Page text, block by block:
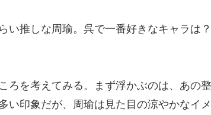
い推しな周瑜。呉で一番好きなキャラは
ろを考えてみる。まず浮かぶのは、あの
い印象だが、周瑜は見た目の涼やかなイ